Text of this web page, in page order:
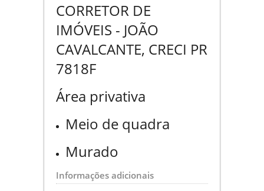
CORRETOR DE
IMÓVEIS - JOÃO
CAVALCANTE, CRECI PR
7818F
Área privativa
Meio de quadra
Murado
Informações adicionais